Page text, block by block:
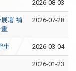
2026-08-03
署 補
畫
2026-07-28
生 2026-03-04
2026-01-23